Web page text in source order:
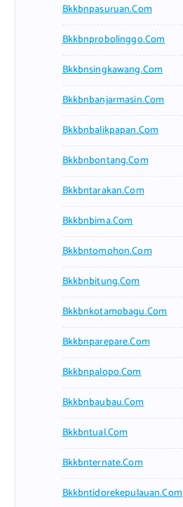
Bkkbnpasuruan.com
Bkkbnprobolinggo.com
Bkkbnsingkawang.com
Bkkbnbanjarmasin.com
Bkkbnbalikpapan.com
Bkkbnbontang.com
Bkkbntarakan.com
Bkkbnbima.com
Bkkbntomohon.com
Bkkbnbitung.com
Bkkbnkotamobagu.com
Bkkbnparepare.com
Bkkbnpalopo.com
Bkkbnbaubau.com
Bkkbntual.com
Bkkbnternate.com
Bkkbntidorekepulauan.com